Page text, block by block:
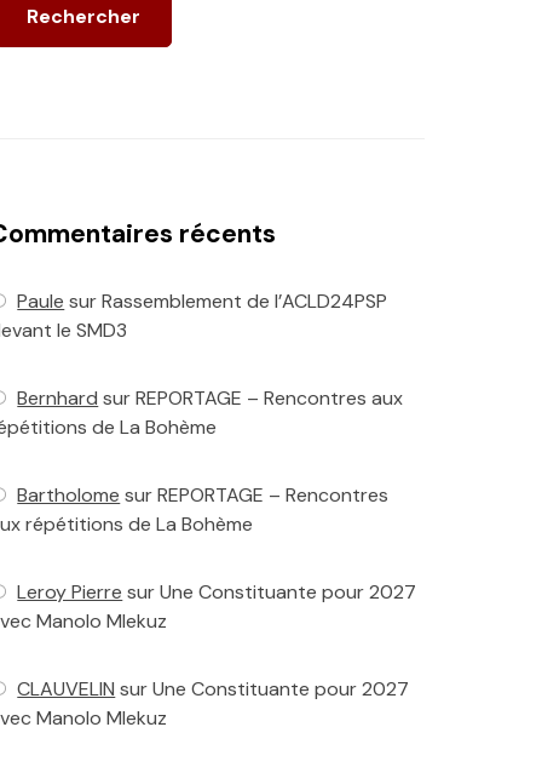
Rechercher
récents
Paule surRassemblement de l’ACLD24PSP
le SMD3
Bernhard surREPORTAGE – Rencontres aux
de La Bohème
Bartholome surREPORTAGE – Rencontres
répétitions de La Bohème
Leroy Pierre surUne Constituante pour 2027
Manolo Mlekuz
CLAUVELIN surUne Constituante pour 2027
Manolo Mlekuz